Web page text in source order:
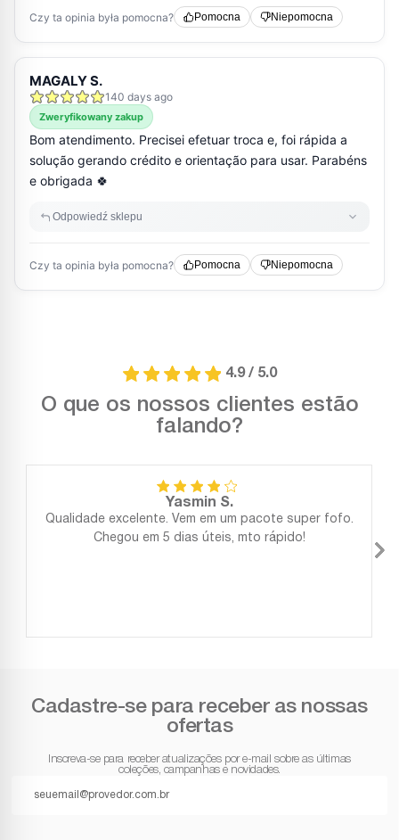
4.9 / 5.0
O que os nossos clientes estão
falando?
Yasmin S.
Qualidade excelente. Vem em um pacote super fofo.
Chegou em 5 dias úteis, mto rápido!
Cadastre-se para receber as nossas
ofertas
Inscreva-se para receber atualizações por e-mail sobre as últimas
coleções, campanhas e novidades.